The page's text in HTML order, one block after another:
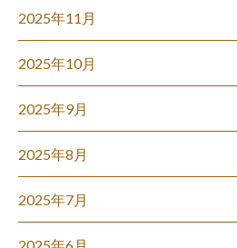
2025年11月
2025年10月
2025年9月
2025年8月
2025年7月